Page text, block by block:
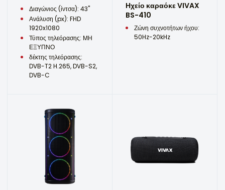
Διαγώνιος (ίντσα): 43"
Ανάλυση (px): FHD
1920x1080
Τύπος τηλεόρασης: ΜΗ
ΕΞΥΠΝΟ
δέκτης τηλεόρασης:
DVB-T2 H.265, DVB-S2,
DVB-C
Ηχείο καραόκε VIVAX
BS-410
Ζώνη συχνοτήτων ήχου:
50Hz-20kHz